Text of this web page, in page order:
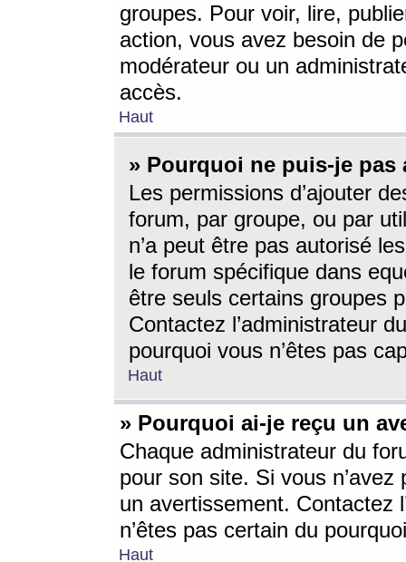
groupes. Pour voir, lire,
action, vous avez besoin de
modérateur ou un
accès.
Haut
» Pourquoi ne puis-je
Les permissions d’ajouter
forum, par groupe, ou par
n’a peut être pas autorisé
le forum spécifique dans
être seuls certains groupes
Contactez l’administrateur
pourquoi vous n’êtes pas
Haut
» Pourquoi ai-je reçu un
Chaque administrateur du
pour son site. Si vous
un avertissement. Contactez
n’êtes pas certain du
Haut